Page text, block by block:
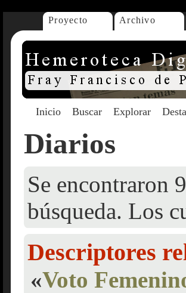
Proyecto Archivo
Inicio Buscar Explorar
Diarios
Se encontraron
búsqueda. Los
Descriptores
«Voto